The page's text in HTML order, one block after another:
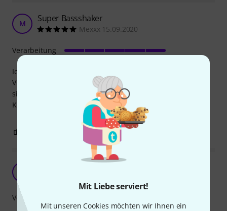
Mit Liebe serviert!
Mit unseren Cookies möchten wir Ihnen ein
M Super Bassshaker
Mexxx 15.09.2020
Ich verwende diese Bassshaker für ein Sim Racing Rig um
Vibrationen eines Autos zu simulieren. Dafür funktionieren
sie super und sind ausreichend stark.
Kann man nur empfehlen
Verarbeitung
BEWERTUNG MELDEN
Verarbeitung